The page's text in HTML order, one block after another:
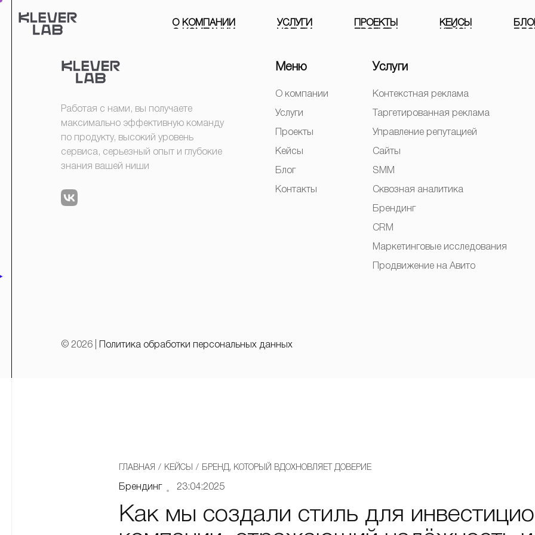
О КОМ АН И И УСЛ У И РОЕКТ Ы КЕЙ СЫ БЛ ОГ
Работая с нами, вы получаете
максимально эффективную команду
по продукту, высокий уровень
сервиса, серьезный опыт и глубокие
знания вашей ниши
Меню
О компании
Услуги
Проекты
Кейсы
Блог
Контакты
Услуги
Контекстная реклама
Таргетированная реклама
Управление репутацией
Сайты
SMM
Сквозная аналитика
Брендинг
CRM
Маркетинговые исследования
Продвижение на Авито
© 2026 | Политика обработки персональных данных
ГЛАВНАЯ / КЕЙСЫ / БРЕНД, КОТОРЫЙ ВДОХНОВЛЯЕТ ДОВЕРИЕ
Брендинг 23:04:2025
Как мы создали стиль для